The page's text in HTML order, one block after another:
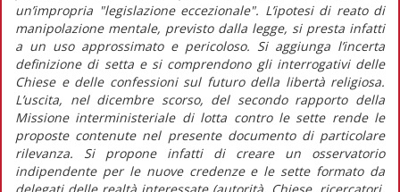
un’impropria "legislazione eccezionale". L’ipotesi di reato di
manipolazione mentale, previsto dalla legge, si presta infatti
a un uso approssimato e pericoloso. Si aggiunga l’incerta
definizione di setta e si comprendono gli interrogativi delle
Chiese e delle confessioni sul futuro della libertà religiosa.
L’uscita, nel dicembre scorso, del secondo rapporto della
Missione interministeriale di lotta contro le sette rende le
proposte contenute nel presente documento di particolare
rilevanza. Si propone infatti di creare un osservatorio
indipendente per le nuove credenze e le sette formato da